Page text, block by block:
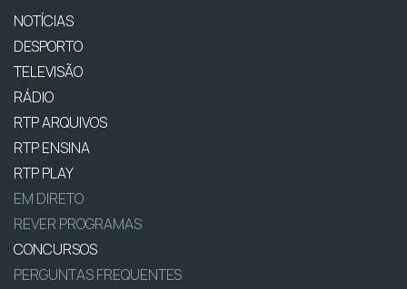
NOTÍCIAS
DESPORTO
TELEVISÃO
RÁDIO
RTP ARQUIVOS
RTP ENSINA
RTP PLAY
EM DIRETO
REVER PROGRAMAS
CONCURSOS
PERGUNTAS FREQUENTES